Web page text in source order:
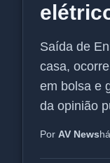
Saída de
casa,
em bolsa e
da opinião
Por AV News